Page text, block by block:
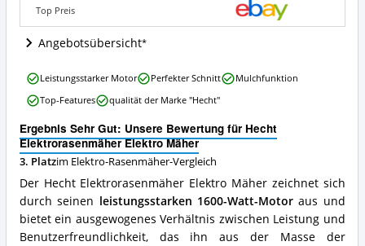
dieser
Elektro-
Rasenmäher
Top Preis
Angebotsübersicht
Ergebnis Sehr Gut: Unsere Bewertung für Hecht
Elektrorasenmäher Elektro Mäher
3. Platzim Elektro-Rasenmäher-Vergleich
Der Hecht Elektrorasenmäher Elektro Mäher zeichnet sich
durch seinen
leistungsstarken 1600-Watt-Motoraus und
bietet ein ausgewogenes Verhältnis zwischen Leistung und
Benutzerfreundlichkeit, das ihn aus der Masse der
Hecht
Elektrorasenmäher
Elektro
Vorteile:
Was
spricht
für
diesen
Elektro-
Rasenmäher?
Leistungsstarker Motor Perfekter Schnitt
Mulchfunktion
Top-Features
qualität der Marke "Hecht"